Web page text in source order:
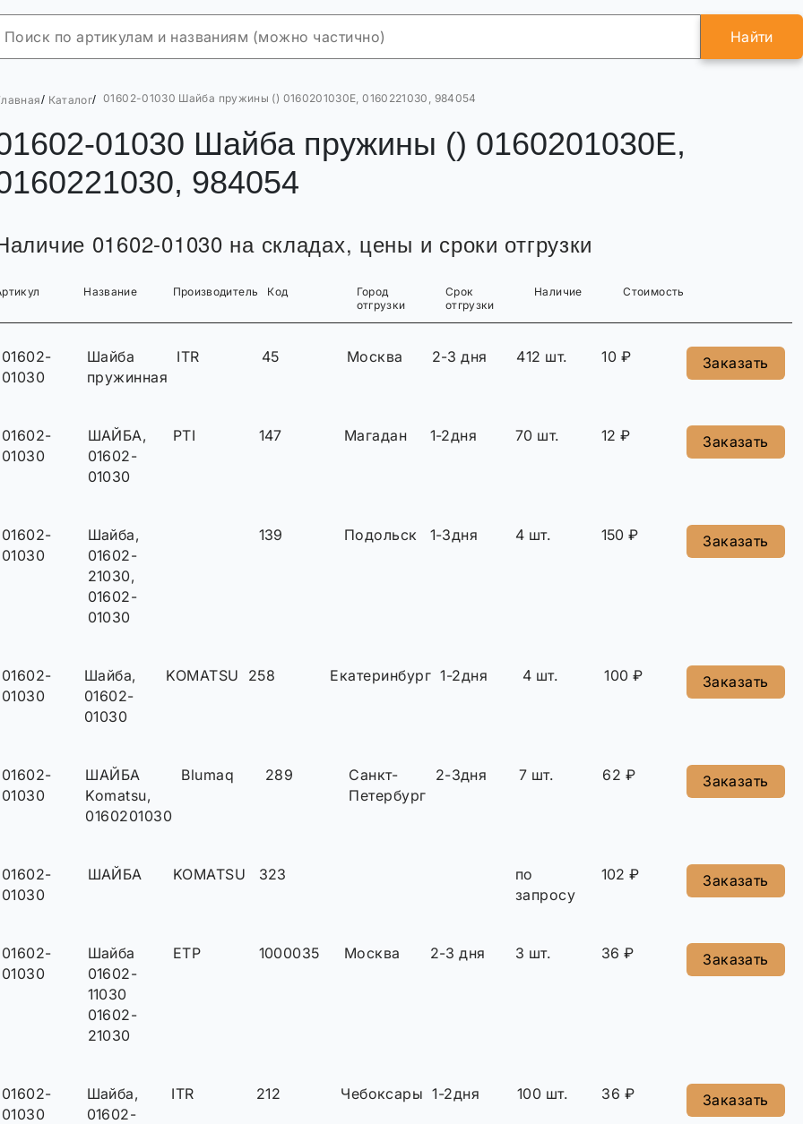
Найти
/ Каталог/ 01602-01030 Шайба пружины () 0160201030E, 0160221030, 984054
01030 Шайба пружины () 0160201030E,
984054
01602-01030 на складах, цены и сроки отгрузки
Название Производитель Код
Город
отгрузки
Срок
отгрузки
Наличие Стоимость
01602-
01030
Шайба
пружинная
ITR 45 Москва 2-3 дня 412 шт. 10 ₽ Заказать
01602-
01030
ШАЙБА,
01602-
01030
PTI 147 Магадан 1-2дня 70 шт. 12 ₽ Заказать
01602-
01030
Шайба,
01602-
21030,
01602-
01030
139 Подольск 1-3дня 4 шт. 150 ₽ Заказать
01602-
01030
Шайба,
01602-
01030
KOMATSU 258 Екатеринбург 1-2дня 4 шт. 100 ₽ Заказать
01602-
01030
ШАЙБА
Komatsu,
0160201030
Blumaq 289
Санкт-
Петербург
2-3дня 7 шт. 62 ₽ Заказать
01602-
01030
ШАЙБА KOMATSU 323
по
запросу
102 ₽ Заказать
01602-
01030
Шайба
01602-
11030
01602-
21030
ETP 1000035 Москва 2-3 дня 3 шт. 36 ₽ Заказать
01602-
01030
Шайба,
01602-
ITR 212 Чебоксары 1-2дня 100 шт. 36 ₽ Заказать